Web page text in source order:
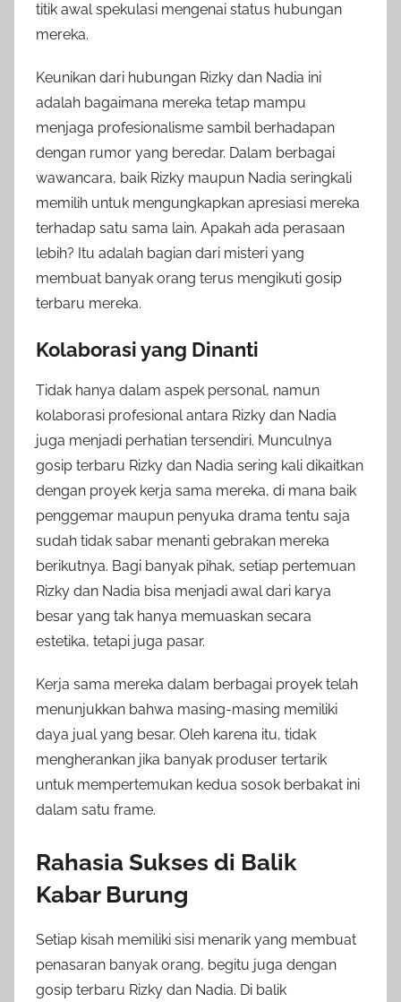
titik awal spekulasi mengenai status hubungan
mereka.
Keunikan dari hubungan Rizky dan Nadia ini
adalah bagaimana mereka tetap mampu
menjaga profesionalisme sambil berhadapan
dengan rumor yang beredar. Dalam berbagai
wawancara, baik Rizky maupun Nadia seringkali
memilih untuk mengungkapkan apresiasi mereka
terhadap satu sama lain. Apakah ada perasaan
lebih? Itu adalah bagian dari misteri yang
membuat banyak orang terus mengikuti gosip
terbaru mereka.
Kolaborasi yang Dinanti
Tidak hanya dalam aspek personal, namun
kolaborasi profesional antara Rizky dan Nadia
juga menjadi perhatian tersendiri. Munculnya
gosip terbaru Rizky dan Nadia sering kali dikaitkan
dengan proyek kerja sama mereka, di mana baik
penggemar maupun penyuka drama tentu saja
sudah tidak sabar menanti gebrakan mereka
berikutnya. Bagi banyak pihak, setiap pertemuan
Rizky dan Nadia bisa menjadi awal dari karya
besar yang tak hanya memuaskan secara
estetika, tetapi juga pasar.
Kerja sama mereka dalam berbagai proyek telah
menunjukkan bahwa masing-masing memiliki
daya jual yang besar. Oleh karena itu, tidak
mengherankan jika banyak produser tertarik
untuk mempertemukan kedua sosok berbakat ini
dalam satu frame.
Rahasia Sukses di Balik
Kabar Burung
Setiap kisah memiliki sisi menarik yang membuat
penasaran banyak orang, begitu juga dengan
gosip terbaru Rizky dan Nadia. Di balik